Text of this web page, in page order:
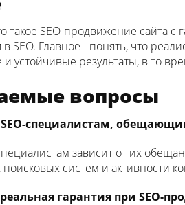
такое SEO-продвижение сайта с
в SEO. Главное - понять, что
и устойчивые результаты, в то
вопросы
специалистам,
зависит от их
систем и активности
гарантия при SEO-